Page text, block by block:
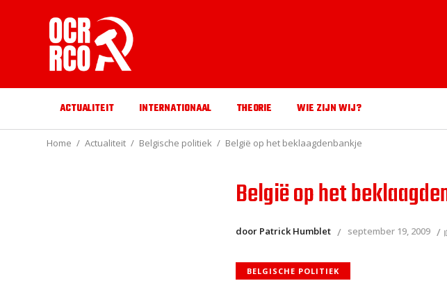
ACTUALITEIT INTERNATIONAAL THEORIE WIE ZIJN WIJ?
Home Actualiteit Belgische politiek België op het beklaagdenbankje
België op het
door Patrick Humblet september 19, 2009
BELGISCHE POLITIEK